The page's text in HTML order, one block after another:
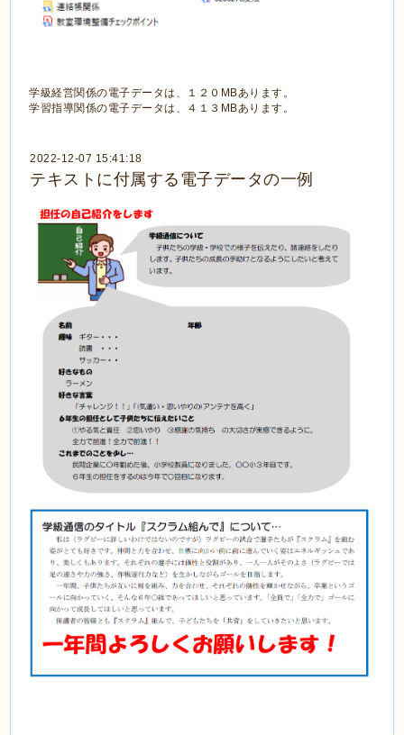
学級経営関係の電子データは、１２０MBあります。
学習指導関係の電子データは、４１３MBあります。
2022-12-07 15:41:18
テキストに付属する電子データの一例